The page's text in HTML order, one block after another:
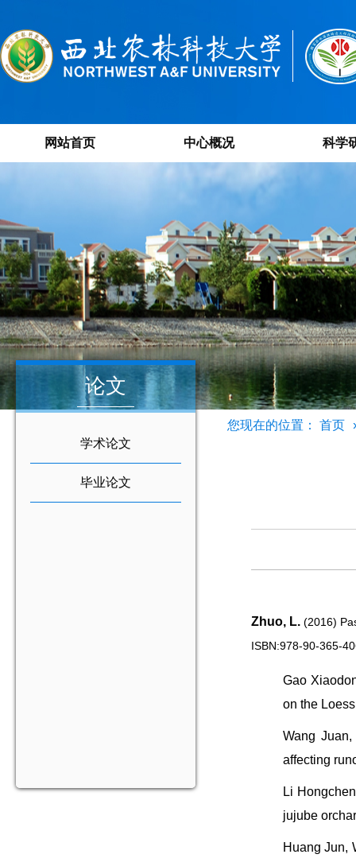
网站首页 中心概况 科学
论文
学术论文
毕业论文
您现在的位置： 首页
Zhuo, L. (2016)
ISBN:978-90-365-
Gao
on the Loess
Wang
affecting
Li
jujube
Huang Jun,